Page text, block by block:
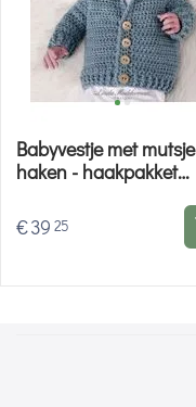
Babyvestje met mutsje
haken - haakpakket
€39 25